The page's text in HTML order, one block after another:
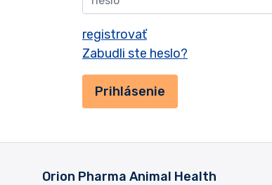
registrovať
Zabudli ste heslo?
Prihlásenie
Orion Pharma Animal Health